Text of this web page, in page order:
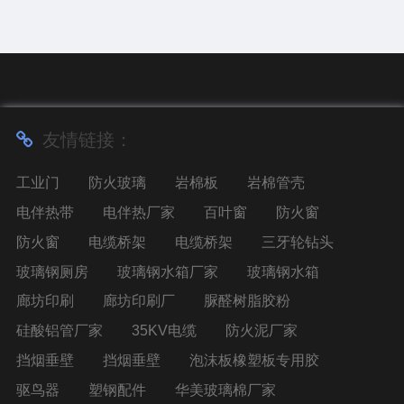
友情链接：
工业门 防火玻璃 岩棉板
岩棉管壳
电伴热带
电伴热厂家 百叶窗
防火窗
防火窗
电缆桥架 电缆桥架
三牙轮钻头
玻璃钢厕房
玻璃钢水箱厂家
玻璃钢水箱
廊坊印刷
廊坊印刷厂
脲醛树脂胶粉
硅酸铝管厂家
35KV电缆
防火泥厂家
挡烟垂壁
挡烟垂壁
泡沫板橡塑板专用胶
驱鸟器
塑钢配件 华美玻璃棉厂家